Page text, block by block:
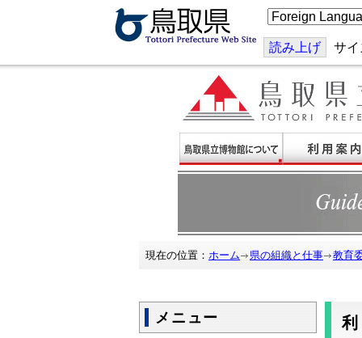
こ
の
ジ
を
翻
訳
す
る
読み上げ サイ
現在の位置： ホーム 県の組織と仕事 教育
メニュー